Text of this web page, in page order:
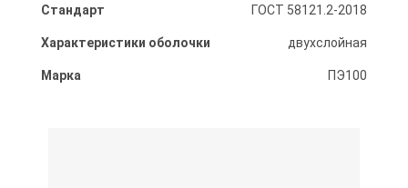
Стандарт ГОСТ 58121.2-2018
Характеристики оболочки двухслойная
Марка ПЭ100